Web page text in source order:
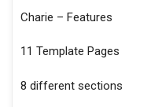
Charie – Features
11 Template Pages
8 different sections